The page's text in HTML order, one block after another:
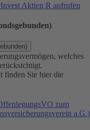
Aktien R aufrufen
welches
finden Sie hier die
zum
a.G.)